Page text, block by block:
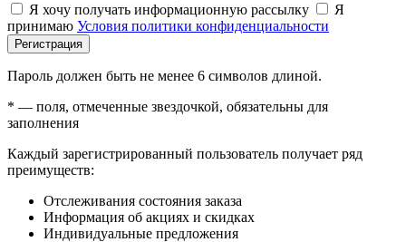
Я хочу получать информационную рассылку
Я
принимаю Условия политики конфиденциальности
Регистрация
Пароль должен быть не менее 6 символов длиной.
* — поля, отмеченные звездочкой, обязательны для
заполнения
Каждый зарегистрированный пользователь получает ряд
преимуществ:
Отслеживания состояния заказа
Информация об акциях и скидках
Индивидуальные предложения